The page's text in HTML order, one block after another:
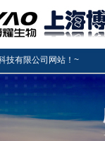
技有限公司网站！~